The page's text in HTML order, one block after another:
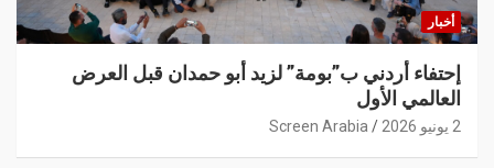
أخبار
إحتفاء أردني ب”بومة” لزيد أبو حمدان قبل العرض
العالمي الأول
2 يونيو 2026 Screen Arabia